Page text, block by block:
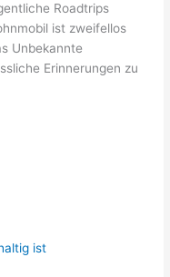
Roadtrips
ist zweifellos
Unbekannte
Erinnerungen zu
ist